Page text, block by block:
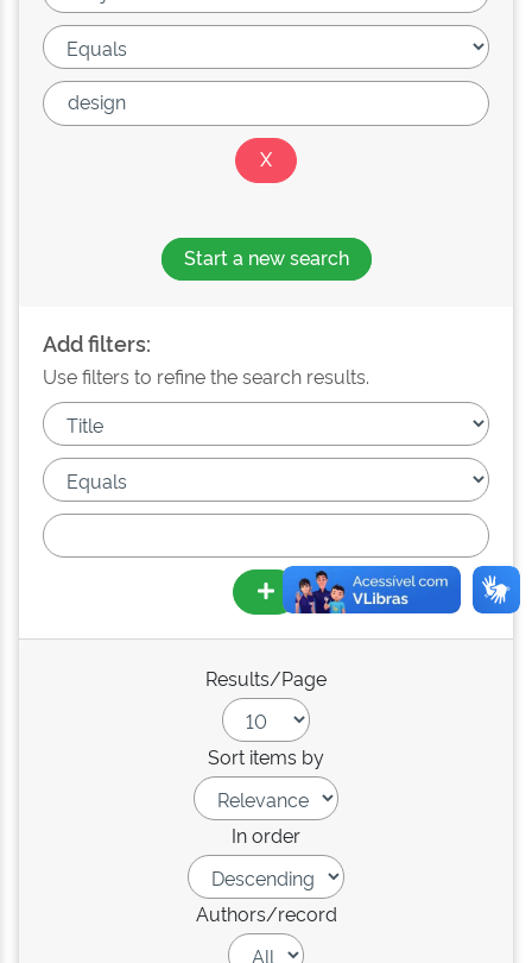
Start a new search
Add filters:
Use filters to refine the search results.
Results/Page
Sort items by
In order
Authors/record